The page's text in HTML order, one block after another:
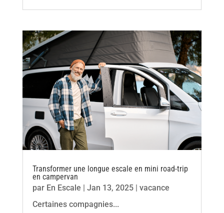
Transformer une longue escale en mini road-trip
en campervan
par En Escale Jan 13, 2025| vacance
Certaines compagnies...